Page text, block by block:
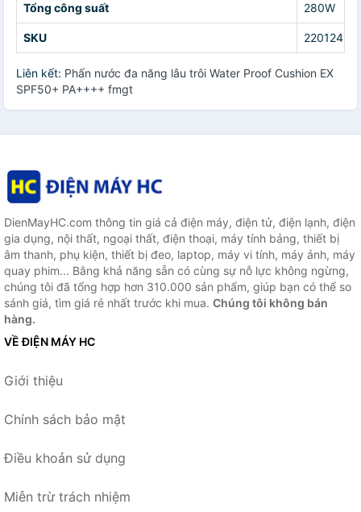
Tổng công suất 280W
SKU
Liên kết: Phấn nước đa năng lâu trôi Water Proof Cushion EX
SPF50+ PA++++ fmgt
DienMayHC.com thông tin giá cả điện máy, điện tử, điện lạnh, điện
gia dụng, nội thất, ngoại thất, điện thoại, máy tính bảng, thiết bị
âm thanh, phụ kiện, thiết bị đeo, laptop, máy vi tính, máy ảnh, máy
quay phim... Bằng khả năng sẵn có cùng sự nỗ lực không ngừng,
chúng tôi đã tổng hợp hơn 310.000 sản phẩm, giúp bạn có thể so
sánh giá, tìm giá rẻ nhất trước khi mua. Chúng tôi không bán
hàng.
VỀ ĐIỆN MÁY HC
Giới thiệu
Chính sách bảo mật
Điều khoản sử dụng
Miễn trừ trách nhiệm